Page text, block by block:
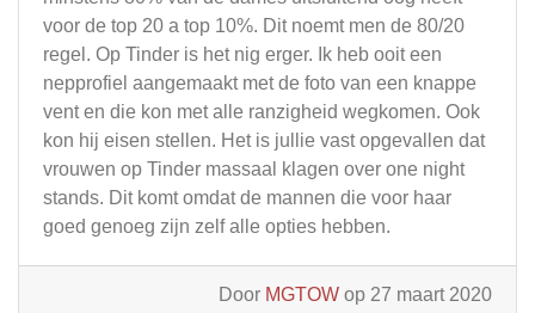
voor de top 20 a top 10%. Dit noemt men de 80/20
regel. Op Tinder is het nig erger. Ik heb ooit een
nepprofiel aangemaakt met de foto van een knappe
vent en die kon met alle ranzigheid wegkomen. Ook
kon hij eisen stellen. Het is jullie vast opgevallen dat
vrouwen op Tinder massaal klagen over one night
stands. Dit komt omdat de mannen die voor haar
goed genoeg zijn zelf alle opties hebben.
Door MGTOW op 27 maart 2020